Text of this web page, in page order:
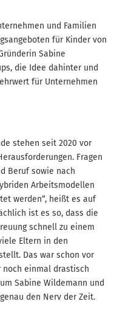
und Familien
für Kinder von
Sabine
die Idee dahinter und
für Unternehmen
stehen seit 2020 vor
Fragen
Beruf sowie nach
Arbeitsmodellen
werden“, heißt es auf
ist es so, dass die
schnell zu einem
Eltern in den
Das war schon vor
noch einmal drastisch
Sabine Wildemann und
den Nerv der Zeit.